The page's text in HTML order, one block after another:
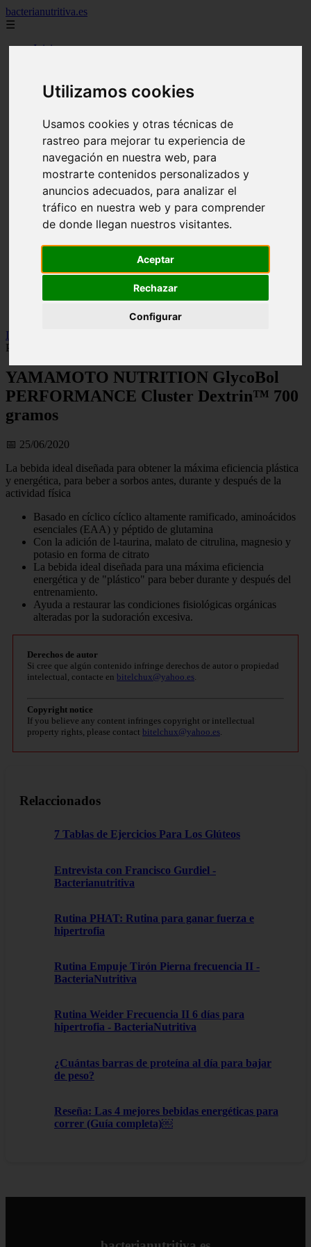
Utilizamos cookies
Usamos cookies y otras técnicas de
rastreo para mejorar tu experiencia de
navegación en nuestra web, para
mostrarte contenidos personalizados y
anuncios adecuados, para analizar el
tráfico en nuestra web y para comprender
de donde llegan nuestros visitantes.
Aceptar
Rechazar
Configurar
bacterianutritiva.es
☰
Inicio
batidos
blog
casero
cuanto
cuantos
dieta
dormir
ejercicio
engorda
es_es
gluten
magnesio
mujer
secundarios
Inicio
PERFORMANCE Cluster Dextrin™ 700 gramos
YAMAMOTO NUTRITION GlycoBol
PERFORMANCE Cluster Dextrin™ 700
gramos
📅 25/06/2020
La bebida ideal diseñada para obtener la máxima eficiencia plástica
y energética, para beber a sorbos antes, durante y después de la
actividad física
Basado en cíclico cíclico altamente ramificado, aminoácidos
esenciales (EAA) y péptido de glutamina
Con la adición de l-taurina, malato de citrulina, magnesio y
potasio en forma de citrato
La bebida ideal diseñada para una máxima eficiencia
energética y de "plástico" para beber durante y después del
entrenamiento.
Ayuda a restaurar las condiciones fisiológicas orgánicas
alteradas por la sudoración excesiva.
Derechos de autor
Si cree que algún contenido infringe derechos de autor o propiedad
intelectual, contacte en bitelchux@yahoo.es
Copyright notice
If you believe any content infringes copyright or intellectual
property rights, please contact bitelchux@yahoo.es
Relaccionados
7 Tablas de Ejercicios Para Los Glúteos
Entrevista con Francisco Gurdiel -
Bacterianutritiva
Rutina PHAT: Rutina para ganar fuerza e
hipertrofia
Rutina Empuje Tirón Pierna frecuencia II -
BacteriaNutritiva
Rutina Weider Frecuencia II 6 días para
hipertrofia - BacteriaNutritiva
¿Cuántas barras de proteína al día para bajar
de peso?
Reseña: Las 4 mejores bebidas energéticas para
correr (Guía completa)￼